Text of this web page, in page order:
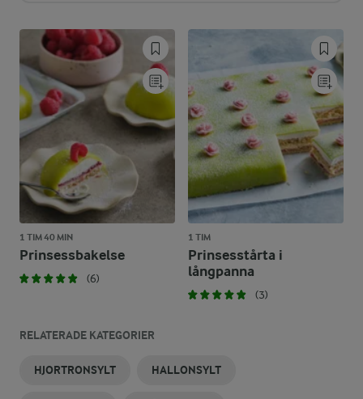
1 TIM 40 MIN
Prinsessbakelse
(6)
1 TIM
Prinsesstårta i
långpanna
(3)
RELATERADE KATEGORIER
HJORTRONSYLT HALLONSYLT